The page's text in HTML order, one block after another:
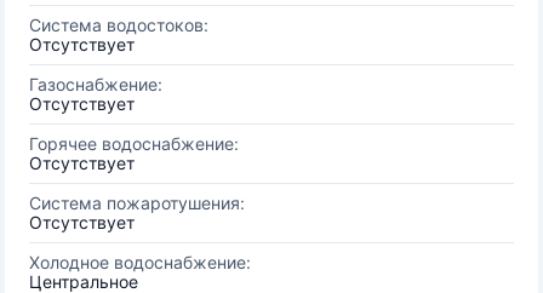
Система водостоков:
Отсутствует
Газоснабжение:
Отсутствует
Горячее водоснабжение:
Отсутствует
Система пожаротушения:
Отсутствует
Холодное водоснабжение:
Центральное